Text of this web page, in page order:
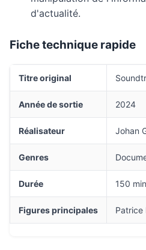
d'actualité.
Fiche technique rapide
Titre original
Année de sortie 2024
Réalisateur Johan
Genres
Durée 150
Figures principales Patrice